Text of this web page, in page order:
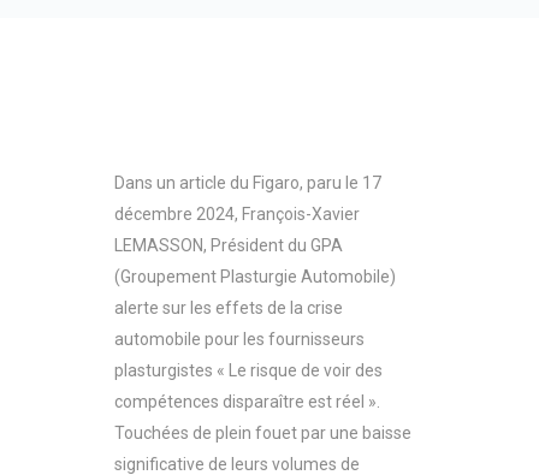
Dans un article du Figaro, paru le 17
décembre 2024, François-Xavier
LEMASSON, Président du GPA
(Groupement Plasturgie Automobile)
alerte sur les effets de la crise
automobile pour les fournisseurs
plasturgistes « Le risque de voir des
compétences disparaître est réel ».
Touchées de plein fouet par une baisse
significative de leurs volumes de